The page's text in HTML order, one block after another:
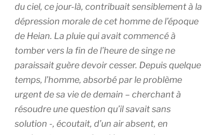
du ciel, ce jour-là, contribuait sensiblement à la
dépression morale de cet homme de l’époque
de Heian. La pluie qui avait commencé à
tomber vers la fin de l’heure de singe ne
paraissait guère devoir cesser. Depuis quelque
temps, l’homme, absorbé par le problème
urgent de sa vie de demain – cherchant à
résoudre une question qu’il savait sans
solution -, écoutait, d’un air absent, en